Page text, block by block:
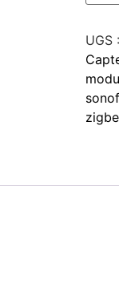
UGS :